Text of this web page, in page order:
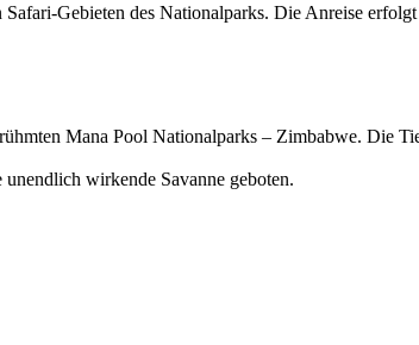
Gebieten des Nationalparks. Die Anreise
Mana Pool Nationalparks – Zimbabwe. Die
wirkende Savanne geboten.